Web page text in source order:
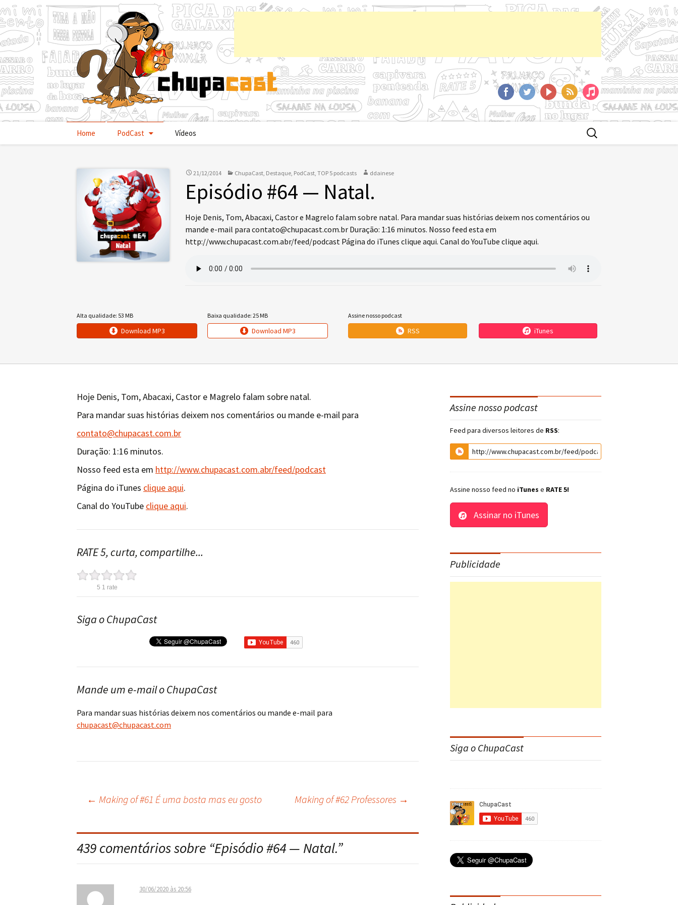
FacebookTwitterYoutTubeRSS iTunes
PularHome PodCast Vídeos
Buscar
por:
21/12/2014 ChupaCast, Destaque, PodCast, TOP 5 podcasts ddainese
Episódio #64 — Natal.
Hoje Denis, Tom, Abacaxi, Castor e Magrelo falam sobre natal. Para mandar suas histórias deixem nos comentários ou
mande e-mail para contato@chupacast.com.br Duração: 1:16 minutos. Nosso feed esta em
http://www.chupacast.com.abr/feed/podcast Página do iTunes clique aqui. Canal do YouTube clique aqui.
Alta qualidade: 53 MB
Download MP3
Baixa qualidade: 25 MB
Download MP3
Assine nosso podcast
RSS iTunes
Hoje Denis, Tom, Abacaxi, Castor e Magrelo falam sobre natal.
Para mandar suas histórias deixem nos comentários ou mande e-mail para
contato@chupacast.com.br
Duração: 1:16 minutos.
Nosso feed esta em http://www.chupacast.com.abr/feed/podcast
Página do iTunes clique aqui.
Canal do YouTube clique aqui.
RATE 5, curta, compartilhe...
5 1 rate
Siga o ChupaCast
Mande um e-mail o ChupaCast
Para mandar suas histórias deixem nos comentários ou mande e-mail para
chupacast@chupacast.com
Navegação
do
post
← Making of #61 É uma bosta mas eu gosto Making of #62 Professores →
439 comentários sobre “Episódio #64 — Natal.”
30/06/2020 às 20:56
Assine nosso podcast
Feed para diversos leitores de RSS:
Assine nosso feed no iTunes e RATE 5!
Assinar no iTunes
Publicidade
Siga o ChupaCast